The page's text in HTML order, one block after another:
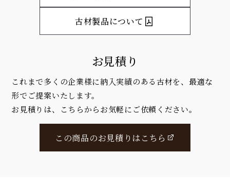
古材製品について
お見積り
これまで多くの企業様に納入実績のある古材を、最適な
形でご提案いたします。
お見積りは、こちらからお気軽にご依頼ください。
この商品のお見積りはこちら